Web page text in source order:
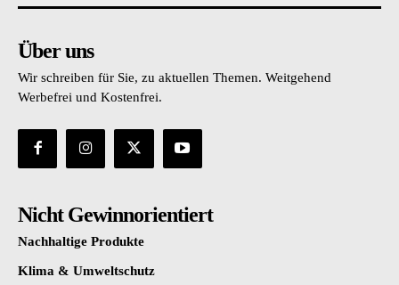
Über uns
Wir schreiben für Sie, zu aktuellen Themen. Weitgehend
Werbefrei und Kostenfrei.
Nicht Gewinnorientiert
Nachhaltige Produkte
Klima & Umweltschutz